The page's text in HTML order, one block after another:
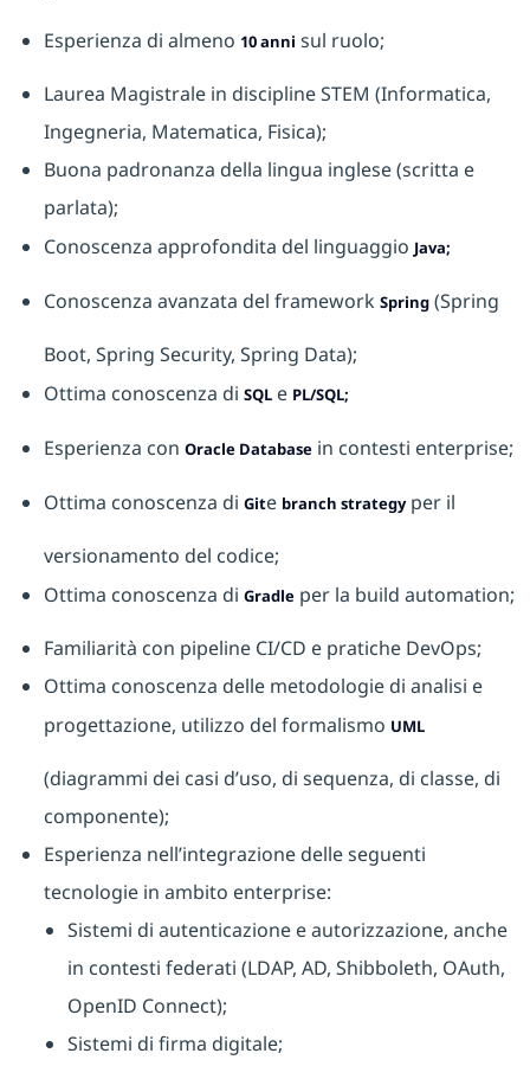
Esperienza di almeno 10 anni sul ruolo;
Laurea Magistrale in discipline STEM (Informatica,
Ingegneria, Matematica, Fisica);
Buona padronanza della lingua inglese (scritta e
parlata);
Conoscenza approfondita del linguaggio Java;
Conoscenza avanzata del framework Spring(Spring
Boot, Spring Security, Spring Data);
Ottima conoscenza di SQLe PL/SQL;
Esperienza con Oracle Databasein contesti enterprise;
Ottima conoscenza di Gite branch strategyper il
versionamento del codice;
Ottima conoscenza di Gradleper la build automation;
Familiarità con pipeline CI/CD e pratiche DevOps;
Ottima conoscenza delle metodologie di analisi e
progettazione, utilizzo del formalismo UML
(diagrammi dei casi d’uso, di sequenza, di classe, di
componente);
Esperienza nell’integrazione delle seguenti
tecnologie in ambito enterprise:
Sistemi di autenticazione e autorizzazione, anche
in contesti federati (LDAP, AD, Shibboleth, OAuth,
OpenID Connect);
Sistemi di firma digitale;